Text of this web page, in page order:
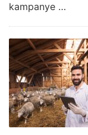
kampanye …